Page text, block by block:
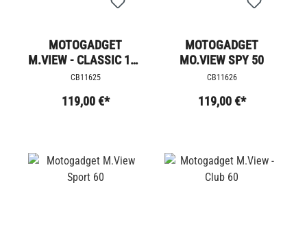
MOTOGADGET
M.VIEW - CLASSIC 130
MIRROR
CB11625
119,00 €*
MOTOGADGET
MO.VIEW SPY 50
CB11626
119,00 €*